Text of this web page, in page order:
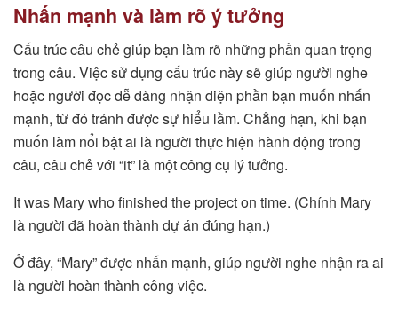
Nhấn mạnh và làm rõ ý tưởng
Cấu trúc câu chẻ giúp bạn làm rõ những phần quan trọng
trong câu. Việc sử dụng cấu trúc này sẽ giúp người nghe
hoặc người đọc dễ dàng nhận diện phần bạn muốn nhấn
mạnh, từ đó tránh được sự hiểu lầm. Chẳng hạn, khi bạn
muốn làm nổi bật ai là người thực hiện hành động trong
câu, câu chẻ với “it” là một công cụ lý tưởng.
It was Mary who finished the project on time. (Chính Mary
là người đã hoàn thành dự án đúng hạn.)
Ở đây, “Mary” được nhấn mạnh, giúp người nghe nhận ra ai
là người hoàn thành công việc.